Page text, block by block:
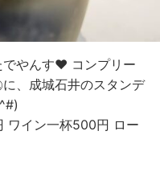
やんす❤️ コンプリー
、成城石井のスタンデ
ワイン一杯500円 ロー